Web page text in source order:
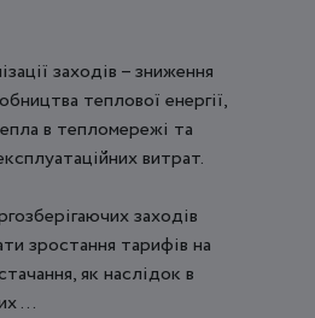
заходів – зниження
теплової енергії,
в тепломережі та
витрат.
заходів
зростання тарифів на
як наслідок в
...